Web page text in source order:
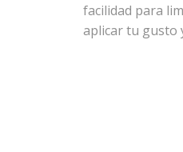
facilidad para
aplicar tu gusto